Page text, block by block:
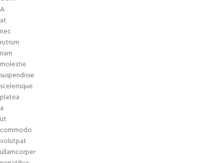
A
at
nec
rutrum
nam
molestie
suspendisse
scelerisque
platea
a
ut
commodo
volutpat
ullamcorper